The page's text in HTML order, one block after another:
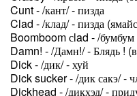
Cunt - /кант/ - пизда
Clad - /клад/ - пизда
Boomboom сlad - /бумбум
Damn! - /Дамн!/ - Блядь !
Dick - /дик/ - хуй
Dick sucker - /дик сакэ/ -
Dickhead - /дикхэд/ -